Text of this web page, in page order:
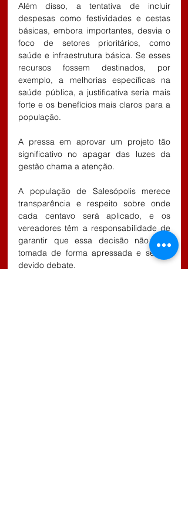
Além disso, a tentativa de incluir
despesas como festividades e cestas
básicas, embora importantes, desvia o
foco de setores prioritários, como
saúde e infraestrutura básica. Se esses
recursos fossem destinados, por
exemplo, a melhorias específicas na
saúde pública, a justificativa seria mais
forte e os benefícios mais claros para a
população.
A pressa em aprovar um projeto tão
significativo no apagar das luzes da
gestão chama a atenção.
A população de Salesópolis merece
transparência e respeito sobre onde
cada centavo será aplicado, e os
vereadores têm a responsabilidade de
garantir que essa decisão não seja
tomada de forma apressada e sem o
devido debate.